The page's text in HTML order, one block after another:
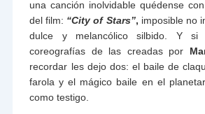
una canción inolvidable quédense
del film: “City of Stars”, imposible no
dulce y melancólico silbido. Y si
coreografías de las creadas por
recordar les dejo dos: el baile de
farola y el mágico baile en el
como testigo.